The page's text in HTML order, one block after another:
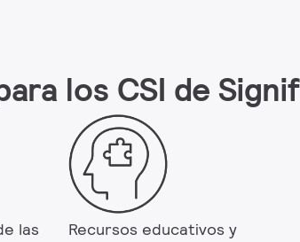
los CSI de
las
Recursos educativos y